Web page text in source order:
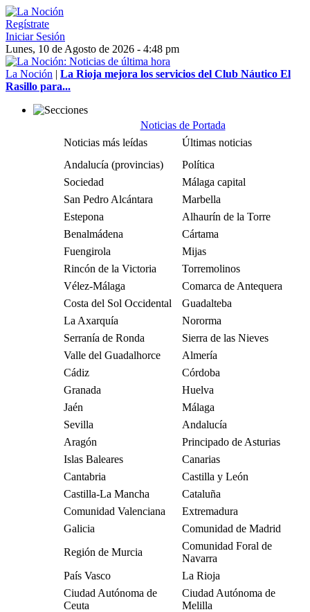
Regístrate
Iniciar Sesión
Lunes, 10 de Agosto de 2026 - 4:48 pm
La Noción | La Rioja mejora los servicios del Club Náutico El
Rasillo para...
Noticias de Portada
Noticias más leídas
Últimas noticias
Andalucía (provincias)
Política
Sociedad
Málaga capital
San Pedro Alcántara
Marbella
Estepona
Alhaurín de la Torre
Benalmádena
Cártama
Fuengirola
Mijas
Rincón de la Victoria
Torremolinos
Vélez-Málaga
Comarca de Antequera
Costa del Sol Occidental
Guadalteba
La Axarquía
Nororma
Serranía de Ronda
Sierra de las Nieves
Valle del Guadalhorce
Almería
Cádiz
Córdoba
Granada
Huelva
Jaén
Málaga
Sevilla
Andalucía
Aragón
Principado de Asturias
Islas Baleares
Canarias
Cantabria
Castilla y León
Castilla-La Mancha
Cataluña
Comunidad Valenciana
Extremadura
Galicia
Comunidad de Madrid
Región de Murcia
Comunidad Foral de
Navarra
País Vasco
La Rioja
Ciudad Autónoma de
Ceuta
Ciudad Autónoma de
Melilla